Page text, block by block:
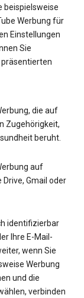
beispielsweise
Werbung für
Einstellungen
Sie
die auf
Zugehörigkeit,
beruht.
auf
Drive, Gmail oder
identifizierbar
Ihre E-Mail-
wenn Sie
Werbung
und die
verbinden